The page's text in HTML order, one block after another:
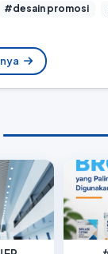
#desain promosi